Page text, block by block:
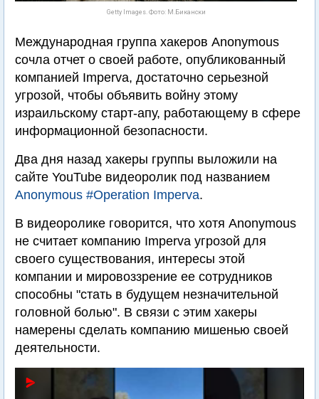
Getty Images. Фото: М.Бикански
Международная группа хакеров Anonymous
сочла отчет о своей работе, опубликованный
компанией Imperva, достаточно серьезной
угрозой, чтобы объявить войну этому
израильскому старт-апу, работающему в сфере
информационной безопасности.
Два дня назад хакеры группы выложили на
сайте YouTube видеоролик под названием
Anonymous #Operation Imperva.
В видеоролике говорится, что хотя Anonymous
не считает компанию Imperva угрозой для
своего существования, интересы этой
компании и мировоззрение ее сотрудников
способны "стать в будущем незначительной
головной болью". В связи с этим хакеры
намерены сделать компанию мишенью своей
деятельности.